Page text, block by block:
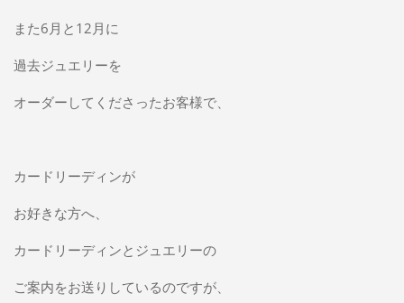
また6月と12月に
過去ジュエリーを
オーダーしてくださったお客様で、
カードリーディンが
お好きな方へ、
カードリーディンとジュエリーの
ご案内をお送りしているのですが、